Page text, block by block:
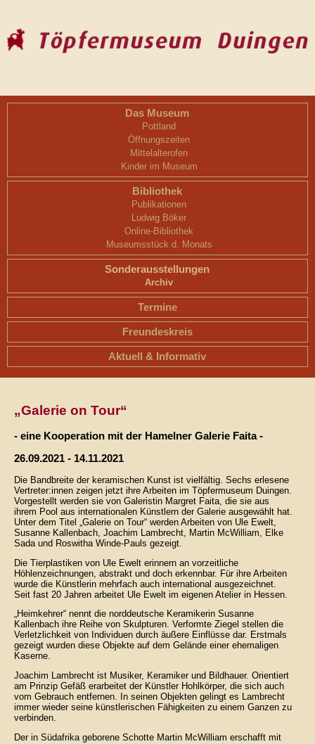
Das Museum
Pottland
Öffnungszeiten
Mittelalterofen
Kinder im Museum
Bibliothek
Publikationen
Ludwig Böker
Online-Bibliothek
Museumsstück d. Monats
Sonderausstellungen
Archiv
Termine
Freundeskreis
Aktuell & Informativ
„Galerie on Tour“
- eine Kooperation mit der Hamelner Galerie Faita -
26.09.2021 - 14.11.2021
Die Bandbreite der keramischen Kunst ist vielfältig. Sechs erlesene
Vertreter:innen zeigen jetzt ihre Arbeiten im Töpfermuseum Duingen.
Vorgestellt werden sie von Galeristin Margret Faita, die sie aus
ihrem Pool aus internationalen Künstlern der Galerie ausgewählt hat.
Unter dem Titel „Galerie on Tour“ werden Arbeiten von Ule Ewelt,
Susanne Kallenbach, Joachim Lambrecht, Martin McWilliam, Elke
Sada und Roswitha Winde-Pauls gezeigt.
Die Tierplastiken von Ule Ewelt erinnern an vorzeitliche
Höhlenzeichnungen, abstrakt und doch erkennbar. Für ihre Arbeiten
wurde die Künstlerin mehrfach auch international ausgezeichnet.
Seit fast 20 Jahren arbeitet Ule Ewelt im eigenen Atelier in Hessen.
„Heimkehrer“ nennt die norddeutsche Keramikerin Susanne
Kallenbach ihre Reihe von Skulpturen. Verformte Ziegel stellen die
Verletzlichkeit von Individuen durch äußere Einflüsse dar. Erstmals
gezeigt wurden diese Objekte auf dem Gelände einer ehemaligen
Kaserne.
Joachim Lambrecht ist Musiker, Keramiker und Bildhauer. Orientiert
am Prinzip Gefäß erarbeitet der Künstler Hohlkörper, die sich auch
vom Gebrauch entfernen. In seinen Objekten gelingt es Lambrecht
immer wieder seine künstlerischen Fähigkeiten zu einem Ganzen zu
verbinden.
Der in Südafrika geborene Schotte Martin McWilliam erschafft mit